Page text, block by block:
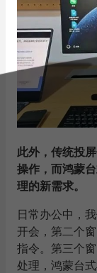
此外，传统投
操作，而鸿蒙
理的新需求。
日常办公中，
开会，第二个
指令。第三个
处理，鸿蒙台